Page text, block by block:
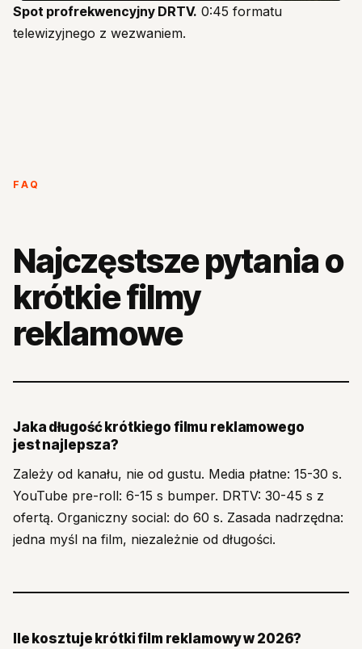
Spot profrekwencyjny DRTV. 0:45 formatu
telewizyjnego z wezwaniem.
FAQ
Najczęstsze pytania o
krótkie filmy
reklamowe
Jaka długość krótkiego filmu reklamowego
jest najlepsza?
Zależy od kanału, nie od gustu. Media płatne: 15-30 s.
YouTube pre-roll: 6-15 s bumper. DRTV: 30-45 s z
ofertą. Organiczny social: do 60 s. Zasada nadrzędna:
jedna myśl na film, niezależnie od długości.
Ile kosztuje krótki film reklamowy w 2026?